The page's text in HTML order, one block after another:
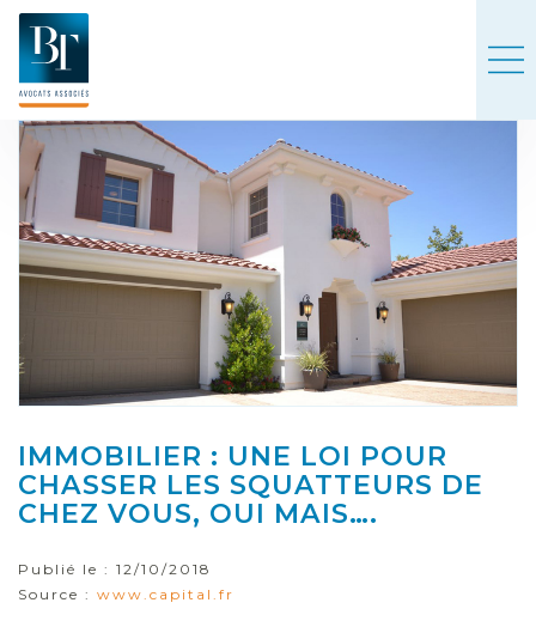
IMMOBILIER : UNE LOI POUR
CHASSER LES SQUATTEURS DE
CHEZ VOUS, OUI MAIS….
Publié le : 12/10/2018
Source : www.capital.fr